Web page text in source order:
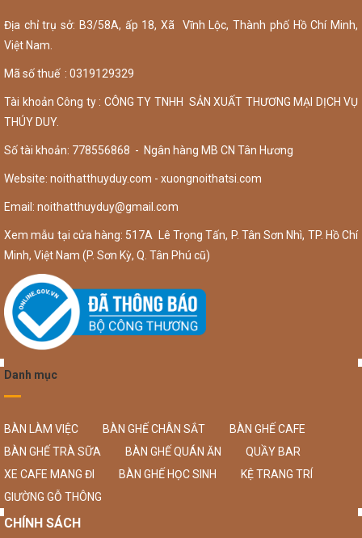
Địa chỉ trụ sở: B3/58A, ấp 18, Xã Vĩnh Lộc, Thành phố Hồ Chí Minh,
Việt Nam.
Mã số thuế : 0319129329
Tài khoản Công ty : CÔNG TY TNHH SẢN XUẤT THƯƠNG MẠI DỊCH VỤ
THÚY DUY.
Số tài khoản: 778556868 - Ngân hàng MB CN Tân Hương
Website: noithatthuyduy.com - xuongnoithatsi.com
Email: noithatthuyduy@gmail.com
Xem mẫu tại cửa hàng: 517A Lê Trọng Tấn, P. Tân Sơn Nhì, TP. Hồ Chí
Minh, Việt Nam (P. Sơn Kỳ, Q. Tân Phú cũ)
Danh mục
BÀN LÀM VIỆC BÀN GHẾ CHÂN SẮT
BÀN GHẾ CAFE
BÀN GHẾ TRÀ SỮA
BÀN GHẾ QUÁN ĂN
QUẦY BAR
XE CAFE MANG ĐI
BÀN GHẾ HỌC SINH
KỆ TRANG TRÍ
GIƯỜNG GỖ THÔNG
CHÍNH SÁCH